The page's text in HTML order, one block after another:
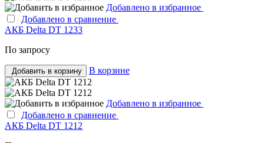
Добавлено в избранное
Добавлено в сравнение
АКБ Delta DT 1233
По запросу
Добавить в корзину В корзине
Добавлено в избранное
Добавлено в сравнение
АКБ Delta DT 1212